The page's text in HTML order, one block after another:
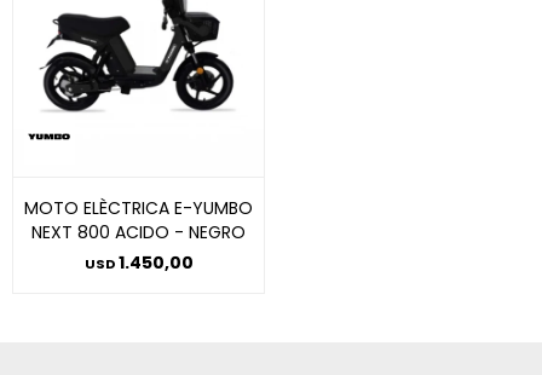
MOTO ELÈCTRICA E-YUMBO
NEXT 800 ACIDO - NEGRO
USD1.450,00